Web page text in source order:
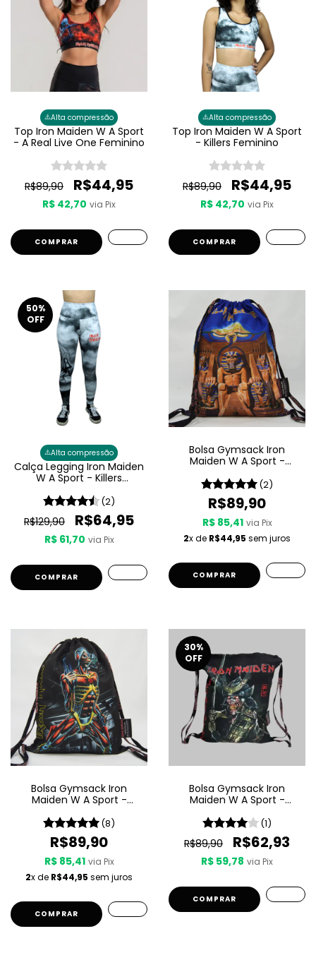
⚠️Alta compressão
Top Iron Maiden W A Sport
- A Real Live One Feminino
R$89,90 R$44,95
R$ 42,70 via Pix
COMPRAR
⚠️Alta compressão
Top Iron Maiden W A Sport
- Killers Feminino
R$89,90 R$44,95
R$ 42,70 via Pix
COMPRAR
50%
OFF
⚠️Alta compressão
Calça Legging Iron Maiden
W A Sport - Killers
(2)
R$129,90 R$64,95
R$ 61,70 via Pix
COMPRAR
Bolsa Gymsack Iron
Maiden W A Sport -
(2)
R$89,90
R$ 85,41 via Pix
2x de R$44,95 sem juros
Bolsa Gymsack Iron
Maiden W A Sport -
(8)
R$89,90
R$ 85,41 via Pix
2x de R$44,95 sem juros
30%
OFF
Bolsa Gymsack Iron
Maiden W A Sport -
(1)
R$89,90 R$62,93
R$ 59,78 via Pix